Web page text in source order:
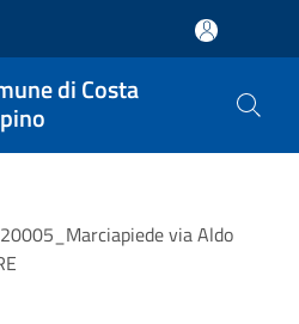
di Costa
via Aldo